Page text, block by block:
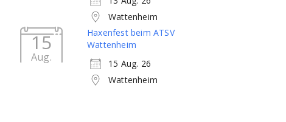
Wattenheim
15
Aug.
Haxenfest beim ATSV
Wattenheim
15 Aug. 26
Wattenheim